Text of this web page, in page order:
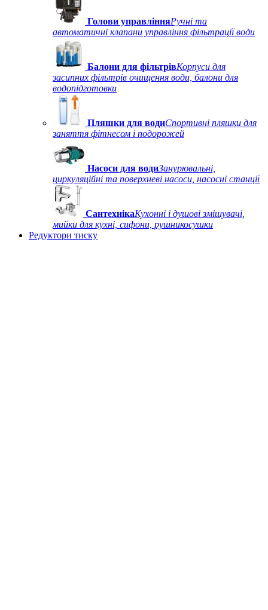
Голови управлінняРучні та
автоматичні клапани управління фільтрації води
Балони для фільтрівКорпуси для
засипних фільтрів очищення води, балони для
водопідготовки
Пляшки для водиСпортивні пляшки для
заняття фітнесом і подорожей
Насоси для водиЗанурювальні,
циркуляційні та поверхневі насоси, насосні станції
СантехнікаКухонні і душові змішувачі,
мийки для кухні, сифони, рушникосушки
Редуктори тиску